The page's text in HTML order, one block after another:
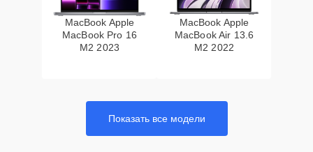
MacBook Apple
MacBook Pro 16
M2 2023
MacBook Apple
MacBook Air 13.6
M2 2022
Показать все модели